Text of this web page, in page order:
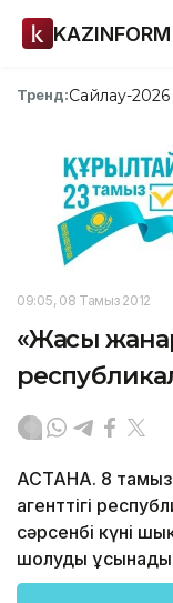
KAZINFORM
Тренд:Сайлау-2026
09:05, 08 Тамыз 2012
«Жақсы
АСТАНА. 8 тамыз.
агенттігі
сәрсенбі күні
шолуды